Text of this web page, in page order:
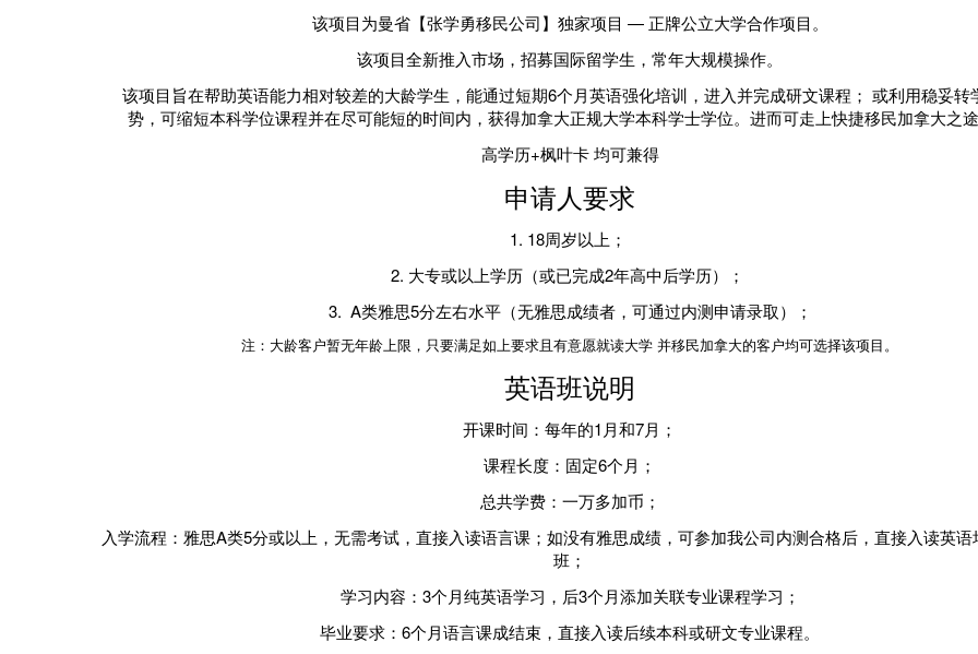
该项目为曼省【张学勇移民公司】独家项目 — 正牌公立大学合作项目。
该项目全新推入市场，招募国际留学生，常年大规模操作。
该项目旨在帮助英语能力相对较差的大龄学生，能通过短期6个月英语强化培训，进入并完成研文课程； 或利用稳妥转
势，可缩短本科学位课程并在尽可能短的时间内， 获得加拿大正规大学本科学士学位。进而可走上快捷移民加拿大之
高学历+枫叶卡 均可兼得
申请人要求
1. 18周岁以上；
2. 大专或以上学历（或已完成2年高中后学历）；
3. A类雅思5分左右水平（无雅思成绩者，可通过内测申请录取）；
注：大龄客户暂无年龄上限，只要满足如上要求且有意愿就读大学 并移民加拿大的客户均可选择该项目。
英语班说明
开课时间：每年的1月和7月；
课程长度：固定6个月；
总共学费：一万多加币；
入学流程：雅思A类5分或以上，无需考试，直接入读语言课；如没有雅思成绩，可参加我公司内测合格后，直接入读英语
班；
学习内容：3个月纯英语学习，后3个月添加关联专业课程学习；
毕业要求：6个月语言课成结束，直接入读后续本科或研文专业课程。